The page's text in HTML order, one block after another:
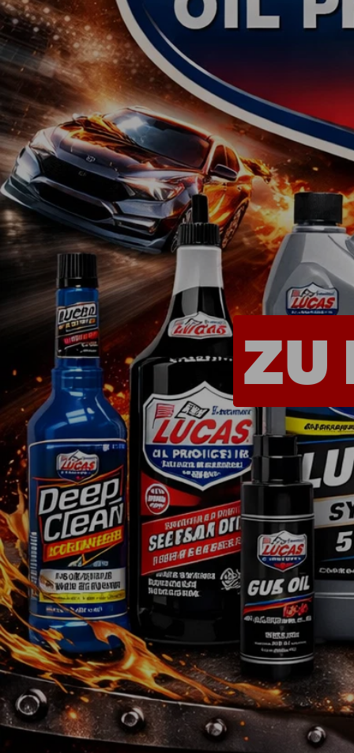
Shop - Quickies
Universelle Teile
Motorenteile
Werkzeug
Farben & Lacke
Non.Automotive
Sonderposten
Teileanfrage
Jedes Logo ist Eigentum des jeweiligen Inhabers. Das GM®-, Chrysler®-, Jeep®-